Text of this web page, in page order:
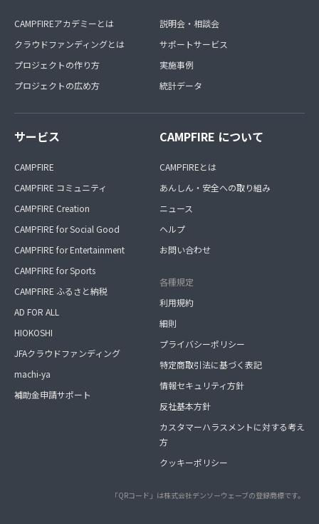
CAMPFIREアカデミーとは
クラウドファンディングとは
プロジェクトの作り方
プロジェクトの広め方
説明会・相談会
サポートサービス
実施事例
統計データ
サービス
CAMPFIRE
CAMPFIRE コミュニティ
CAMPFIRE Creation
CAMPFIRE for Social Good
CAMPFIRE for Entertainment
CAMPFIRE for Sports
CAMPFIRE ふるさと納税
AD FOR ALL
HIOKOSHI
JFAクラウドファンディング
machi-ya
補助金申請サポート
CAMPFIRE について
CAMPFIREとは
あんしん・安全への取り組み
ニュース
ヘルプ
お問い合わせ
各種規定
利用規約
細則
プライバシーポリシー
特定商取引法に基づく表記
情報セキュリティ方針
反社基本方針
カスタマーハラスメントに対する考え
方
クッキーポリシー
「QRコード」は株式会社デンソーウェーブの登録商標です。